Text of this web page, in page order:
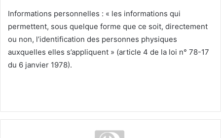
Informations personnelles : « les informations qui
permettent, sous quelque forme que ce soit, directement
ou non, l’identification des personnes physiques
auxquelles elles s’appliquent » (article 4 de la loi n° 78-17
du 6 janvier 1978).